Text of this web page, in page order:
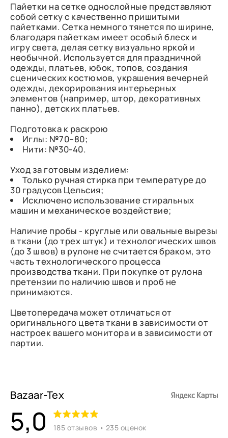
Пайетки на сетке однослойные представляют
собой сетку с качественно пришитыми
пайетками. Сетка немного тянется по ширине,
благодаря пайеткам имеет особый блеск и
игру света, делая сетку визуально яркой и
необычной. Используется для праздничной
одежды, платьев, юбок, топов, создания
сценических костюмов, украшения вечерней
одежды, декорирования интерьерных
элементов (например, штор, декоративных
панно), детских платьев.
Подготовка к раскрою
Иглы: №70–80;
Нити: №30-40.
Уход за готовым изделием:
Только ручная стирка при температуре до
30 градусов Цельсия;
Исключено использование стиральных
машин и механическое воздействие;
Наличие пробы - круглые или овальные вырезы
в ткани (до трех штук) и технологических швов
(до 3 швов) в рулоне не считается браком, это
часть технологического процесса
производства ткани. При покупке от рулона
претензии по наличию швов и проб не
принимаются.
Цветопередача может отличаться от
оригинального цвета ткани в зависимости от
настроек вашего монитора и в зависимости от
партии.
Bazaar-Tex
5,0 185 отзывов • 235 оценок